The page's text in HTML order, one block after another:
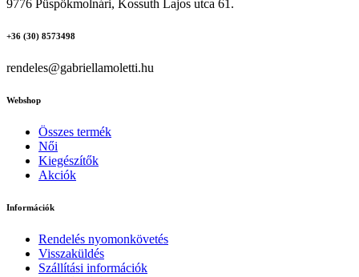
9776 Püspökmolnári, Kossuth Lajos utca 61.
+36 (30) 8573498
rendeles@gabriellamoletti.hu
Webshop
Összes termék
Női
Kiegészítők
Akciók
Információk
Rendelés nyomonkövetés
Visszaküldés
Szállítási információk